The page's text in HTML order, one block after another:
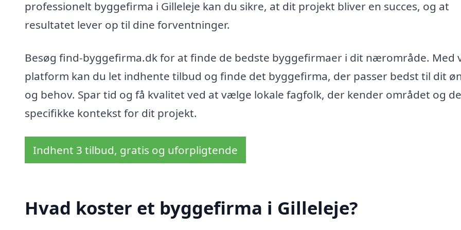
professionelt byggefirma i Gilleleje kan du sikre, at dit projekt bliver en succes, og at
resultatet lever op til dine forventninger.
Besøg find-byggefirma.dk for at finde de bedste byggefirmaer i dit nærområde. Med
platform kan du let indhente tilbud og finde det byggefirma, der passer bedst til dit
og behov. Spar tid og få kvalitet ved at vælge lokale fagfolk, der kender området og
specifikke kontekst for dit projekt.
Indhent 3 tilbud, gratis og uforpligtende
Hvad koster et byggefirma i Gilleleje?